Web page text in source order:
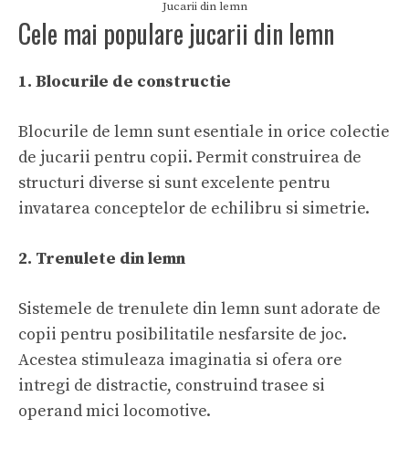
Jucarii din lemn
Cele mai populare jucarii din lemn
1. Blocurile de constructie
Blocurile de lemn sunt esentiale in orice colectie
de jucarii pentru copii. Permit construirea de
structuri diverse si sunt excelente pentru
invatarea conceptelor de echilibru si simetrie.
2. Trenulete din lemn
Sistemele de trenulete din lemn sunt adorate de
copii pentru posibilitatile nesfarsite de joc.
Acestea stimuleaza imaginatia si ofera ore
intregi de distractie, construind trasee si
operand mici locomotive.